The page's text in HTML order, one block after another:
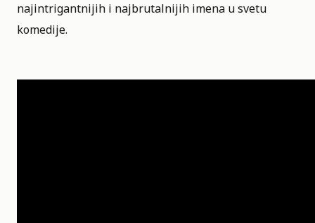
najintrigantnijih i najbrutalnijih imena u svetu
komedije.